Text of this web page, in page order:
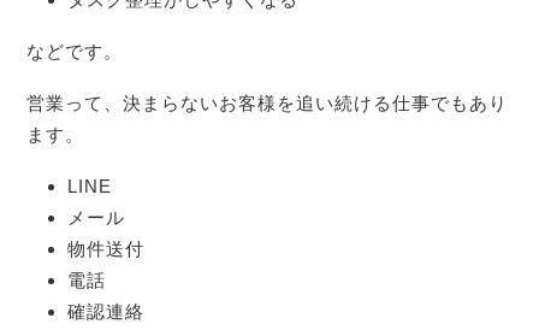
などです。
営業って、決まらないお客様を追い続ける仕事でもあり
ます。
LINE
メール
物件送付
電話
確認連絡